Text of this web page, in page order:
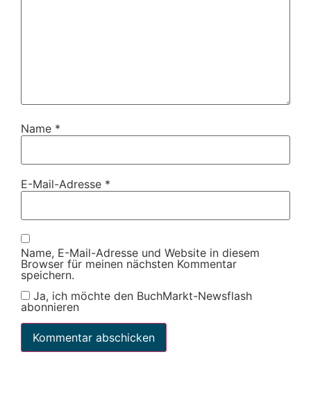
Name *
E-Mail-Adresse *
Name, E-Mail-Adresse und Website in diesem
Browser für meinen nächsten Kommentar
speichern.
Ja, ich möchte den BuchMarkt-Newsflash
abonnieren